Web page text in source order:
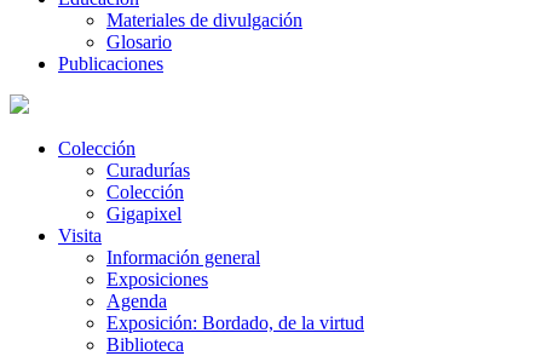
Materiales de divulgación
Glosario
Publicaciones
Colección
Curadurías
Colección
Gigapixel
Visita
Información general
Exposiciones
Agenda
Exposición: Bordado, de la virtud
Biblioteca